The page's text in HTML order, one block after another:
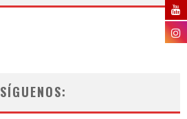
SÍGUENOS: